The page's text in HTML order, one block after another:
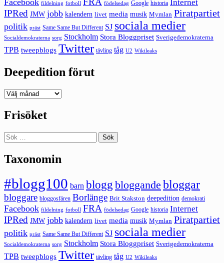
Facebook fildelning fotboll födelsedag Google historia Internet
IPRed JMW jobb kalendern livet media musik Mymlan Piratpartiet
politik präst Same Same But Different SJ sociala medier
Socialdemokraterna sorg Stockholm Stora Bloggpriset Sverigedemokraterna
TPB tweepblogs Twitter tävling tåg U2 Wikileaks
Deepedition förut
Deepedition
Frisöket
Sök
efter:
Taxonomin
#blogg100 barn blogg bloggande bloggar
bloggare bloggosfären Borlänge Brit Stakston deepedition demokrati
Facebook fildelning fotboll FRA födelsedag Google historia Internet
IPRed JMW jobb kalendern livet media musik Mymlan Piratpartiet
politik präst Same Same But Different SJ sociala medier
Socialdemokraterna sorg Stockholm Stora Bloggpriset Sverigedemokraterna
TPB tweepblogs Twitter tävling tåg U2 Wikileaks